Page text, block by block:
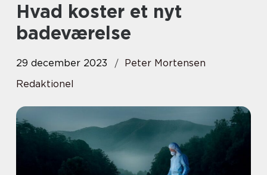
Hvad koster et nyt
badeværelse
29 december 2023
Peter Mortensen
Redaktionel